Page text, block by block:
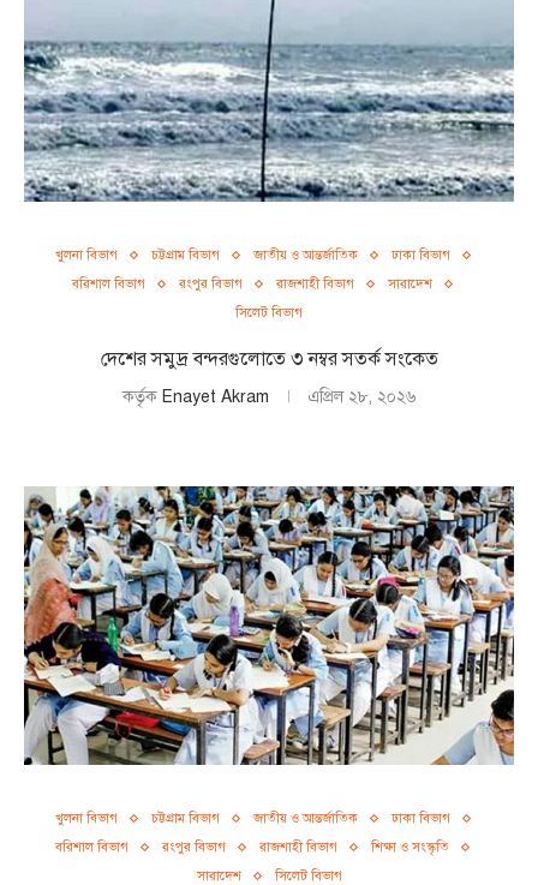
খুলনা বিভাগ চট্টগ্রাম বিভাগ জাতীয় ও আন্তর্জাতিক
ঢাকা বিভাগ
বরিশাল বিভাগ
রংপুর বিভাগ রাজশাহী বিভাগ
সারাদেশ
সিলেট বিভাগ
দেশের সমুদ্র বন্দরগুলোতে ৩ নম্বর সতর্ক সংকেত
কর্তৃক Enayet Akram এপ্রিল ২৮, ২০২৬
খুলনা বিভাগ চট্টগ্রাম বিভাগ জাতীয় ও আন্তর্জাতিক
ঢাকা বিভাগ
বরিশাল বিভাগ
রংপুর বিভাগ রাজশাহী বিভাগ
শিক্ষা ও সংস্কৃতি
সারাদেশ
সিলেট বিভাগ